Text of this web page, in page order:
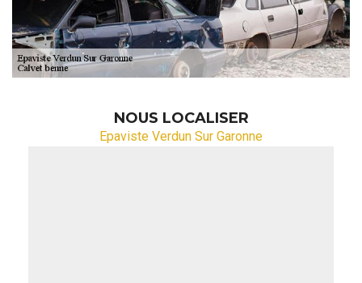
NOUS LOCALISER
Epaviste Verdun Sur Garonne